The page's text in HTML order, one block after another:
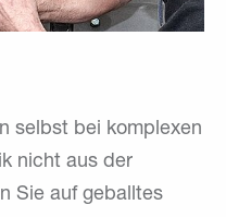
selbst bei komplexen
nicht aus der
Sie auf geballtes